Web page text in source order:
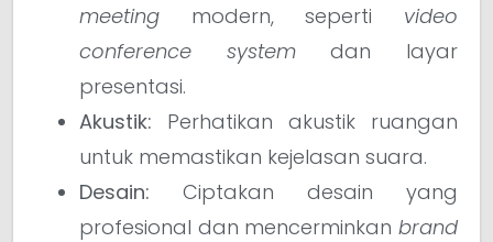
meeting modern, seperti video
conference systemdan layar
presentasi.
Akustik: Perhatikan akustik ruangan
untuk memastikan kejelasan suara.
Desain: Ciptakan desain yang
profesional dan mencerminkan brand